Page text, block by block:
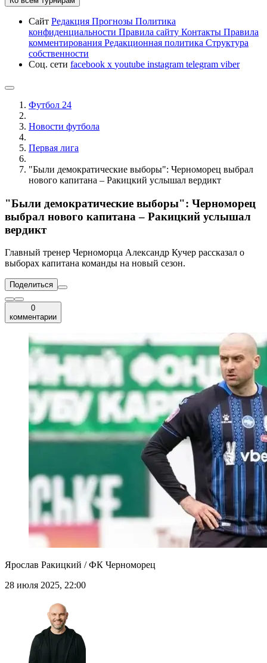
Сайт Редакция Прогнозы Политика
конфиденциальности Правила сайту Контакты Правила
комментирования Редакционная политика Структура
собственности
Соц. сети facebook x youtube instagram telegram viber
Футбол 24
Новости футбола
Первая лига
"Были демократические выборы": Черноморец выбрал
нового капитана – Ракицкий услышал вердикт
"Были демократические выборы": Черноморец
выбрал нового капитана – Ракицкий услышал
вердикт
Главный тренер Черноморца Александр Кучер рассказал о
выборах капитана команды на новый сезон.
Поделиться
0
комментарии
Ярослав Ракицкий / ФК Черноморец
28 июля 2025, 22:00